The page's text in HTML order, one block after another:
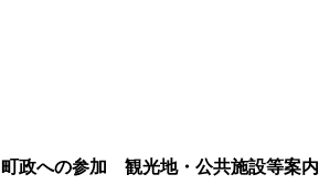
町政への参加 観光地・公共施設等案内